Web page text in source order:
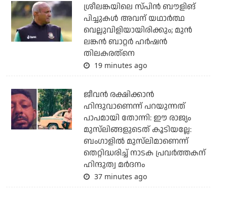
ശ്രീലങ്കയിലെ സ്പിന്‍ ബൗളിങ്
പിച്ചുകള്‍ അവന് യഥാര്‍ത്ഥ
വെല്ലുവിളിയായിരിക്കും; മുന്‍
ലങ്കന്‍ ബാറ്റര്‍ ഹര്‍ഷന്‍
തിലകരത്‌നെ
19 minutes ago
ജീവന്‍ രക്ഷിക്കാന്‍
ഹിന്ദുവാണെന്ന് പറയുന്നത്
പാപമായി തോന്നി: ഈ രാജ്യം
മുസ്‌ലിങ്ങളുടെത് കൂടിയല്ലേ:
ബംഗാളില്‍ മുസ്‌ലിമാണെന്ന്
തെറ്റിദ്ധരിച്ച് നാടക പ്രവര്‍ത്തകന്
ഹിന്ദുത്വ മര്‍ദനം
37 minutes ago